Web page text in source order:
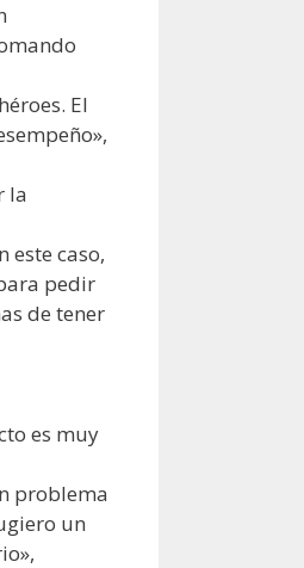
El
la
este caso,
pedir
de tener
es muy
problema
un